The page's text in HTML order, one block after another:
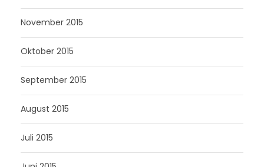
November 2015
Oktober 2015
September 2015
August 2015
Juli 2015